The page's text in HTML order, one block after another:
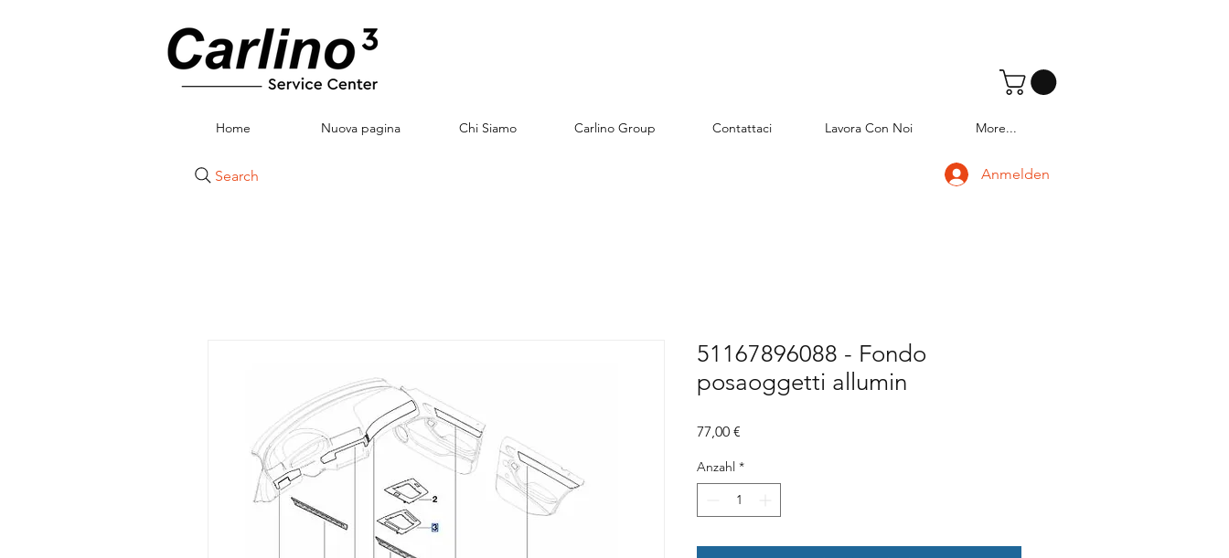
Home Nuova pagina Chi Siamo Carlino Group Contattaci Lavora Con Noi More...
Search Anmelden
51167896088 - Fondo
posaoggetti allumin
77,00 €
Anzahl *